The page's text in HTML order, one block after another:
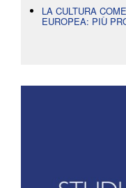
LA CULTURA
EUROPEA: PIÙ